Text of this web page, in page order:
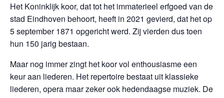
Het Koninklijk koor, dat tot het immaterieel erfgoed van de
stad Eindhoven behoort, heeft in 2021 gevierd, dat het op
5 september 1871 opgericht werd. Zij vierden dus toen
hun 150 jarig bestaan.
Maar nog immer zingt het koor vol enthousiasme een
keur aan liederen. Het repertoire bestaat uit klassieke
liederen, opera maar zeker ook hedendaagse muziek. De